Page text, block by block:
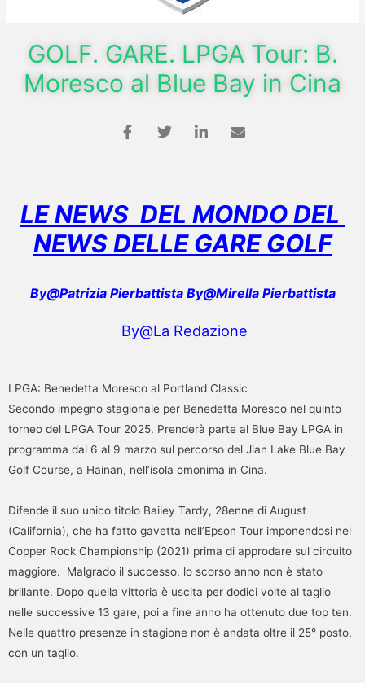
GOLF. GARE. LPGA Tour: B.
Moresco al Blue Bay in Cina
LE NEWS DEL MONDO DEL
NEWS DELLE GARE GOLF
By@Patrizia Pierbattista By@Mirella Pierbattista
By@La Redazione
LPGA: Benedetta Moresco al Portland Classic
Secondo impegno stagionale per Benedetta Moresco nel quinto
torneo del LPGA Tour 2025. Prenderà parte al Blue Bay LPGA in
programma dal 6 al 9 marzo sul percorso del Jian Lake Blue Bay
Golf Course, a Hainan, nell’isola omonima in Cina.
Difende il suo unico titolo Bailey Tardy, 28enne di August
(California), che ha fatto gavetta nell’Epson Tour imponendosi nel
Copper Rock Championship (2021) prima di approdare sul circuito
maggiore. Malgrado il successo, lo scorso anno non è stato
brillante. Dopo quella vittoria è uscita per dodici volte al taglio
nelle successive 13 gare, poi a fine anno ha ottenuto due top ten.
Nelle quattro presenze in stagione non è andata oltre il 25° posto,
con un taglio.